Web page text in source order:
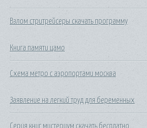
Взлом стритрейсеры скачать программу
Книга памяти цамо
Схема метро с аэропортами москва
Заявление на легкий труд для беременных
Серия книг мистериум скачать бесплатно